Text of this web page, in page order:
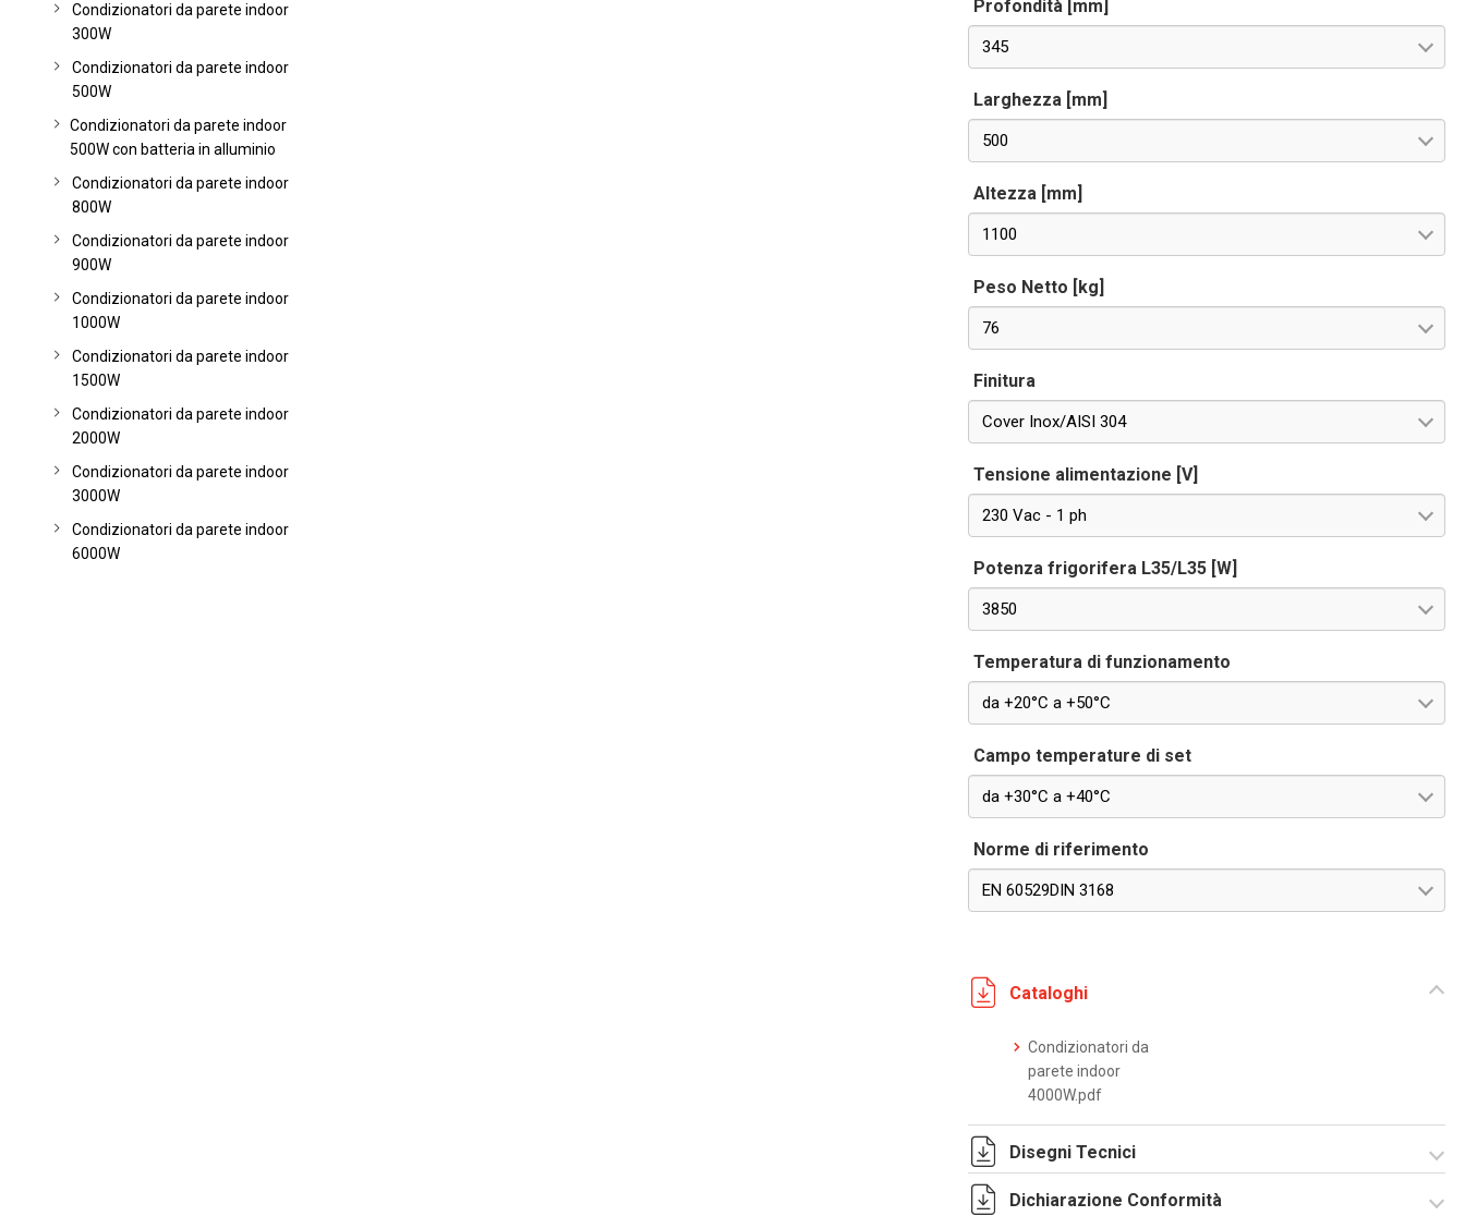
Condizionatori da parete indoor
300W
Condizionatori da parete indoor
500W
Condizionatori da parete indoor
500W con batteria in alluminio
Condizionatori da parete indoor
800W
Condizionatori da parete indoor
900W
Condizionatori da parete indoor
1000W
Condizionatori da parete indoor
1500W
Condizionatori da parete indoor
2000W
Condizionatori da parete indoor
3000W
Condizionatori da parete indoor
6000W
Profondità [mm]
345
Larghezza [mm]
500
Altezza [mm]
1100
Peso Netto [kg]
76
Finitura
Cover Inox/AISI 304
Tensione alimentazione [V]
230 Vac - 1 ph
Potenza frigorifera L35/L35 [W]
3850
Temperatura di funzionamento
da +20°C a +50°C
Campo temperature di set
da +30°C a +40°C
Norme di riferimento
EN 60529DIN 3168
Cataloghi
Condizionatori da
parete indoor
4000W.pdf
Disegni Tecnici
DF0008.pdf
Dichiarazione Conformità